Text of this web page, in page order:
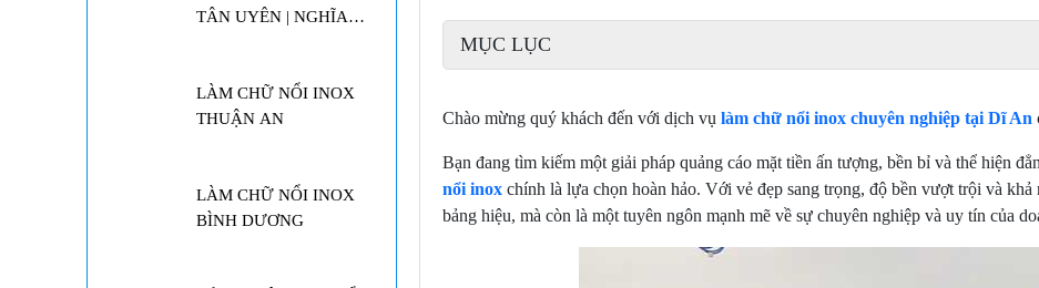
THUẬN AN
LÀM CHỮ NỔI INOX
BÌNH DƯƠNG
BẢNG HIỆU CHỮ NỔI
MICA THỦ DẦU MỘT
MỤC LỤC
Chào mừng quý khách đến với dịch vụ làm chữ nổi inox chuyên nghiệp tại Dĩ An
Bạn đang tìm kiếm một giải pháp quảng cáo mặt tiền ấn tượng, bền bỉ và thể hiện
nổi inox chính là lựa chọn hoàn hảo. Với vẻ đẹp sang trọng, độ bền vượt trội và khả
bảng hiệu, mà còn là một tuyên ngôn mạnh mẽ về sự chuyên nghiệp và uy tín của